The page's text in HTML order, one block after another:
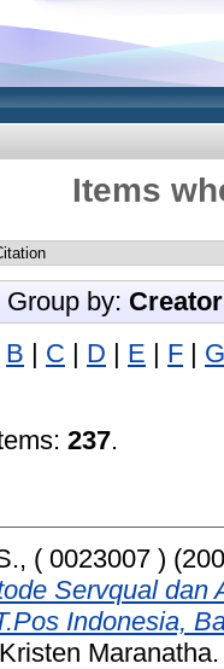
Items
Group by:
B | C | D | E | F | G
237.
( 0023007 )
Servqual dan
Indonesia,
Maranatha.